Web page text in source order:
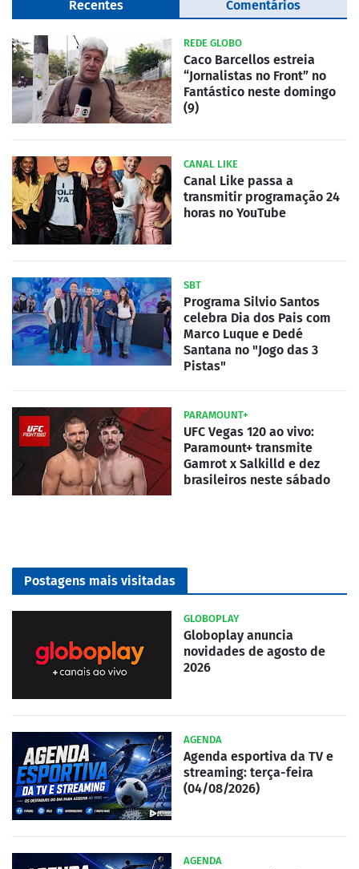
Recentes Comentários
REDE GLOBO
Caco Barcellos estreia
“Jornalistas no Front” no
Fantástico neste domingo
(9)
CANAL LIKE
Canal Like passa a
transmitir programação 24
horas no YouTube
SBT
Programa Silvio Santos
celebra Dia dos Pais com
Marco Luque e Dedé
Santana no "Jogo das 3
Pistas"
PARAMOUNT+
UFC Vegas 120 ao vivo:
Paramount+ transmite
Gamrot x Salkilld e dez
brasileiros neste sábado
Postagens mais visitadas
GLOBOPLAY
Globoplay anuncia
novidades de agosto de
2026
AGENDA
Agenda esportiva da TV e
streaming: terça-feira
(04/08/2026)
AGENDA